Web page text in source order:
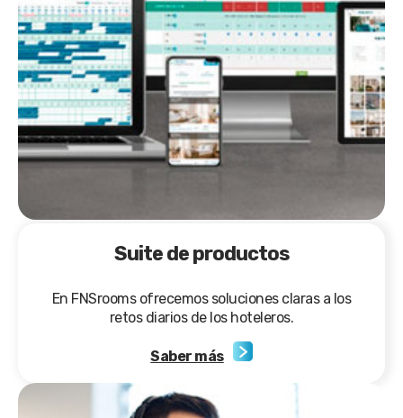
Suite de productos
En FNSrooms ofrecemos soluciones claras a los
retos diarios de los hoteleros.
Saber más